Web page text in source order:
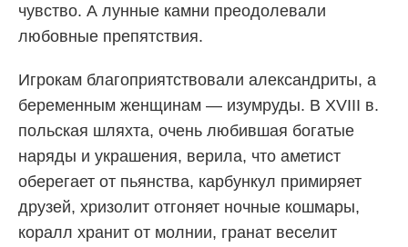
чувство. А лунные камни преодолевали
любовные препятствия.
Игрокам благоприятствовали александриты, а
беременным женщинам — изумруды. В XVIII в.
польская шляхта, очень любившая богатые
наряды и украшения, верила, что аметист
оберегает от пьянства, карбункул примиряет
друзей, хризолит отгоняет ночные кошмары,
коралл хранит от молнии, гранат веселит